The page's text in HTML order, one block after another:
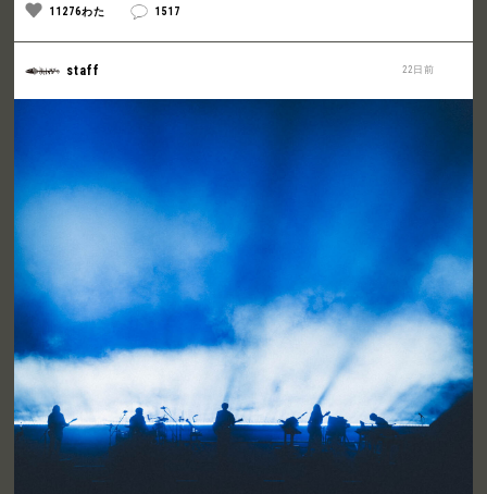
11276わた 1517
22日前
staff